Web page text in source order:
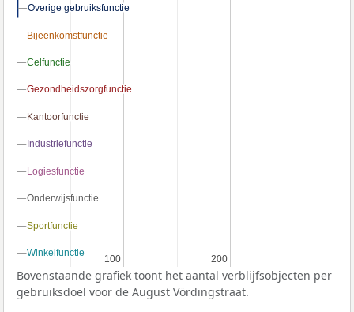
100
100 200
200
Overige gebruiksfunctie
Overige gebruiksfunctie
Bijeenkomstfunctie
Bijeenkomstfunctie
Celfunctie
Celfunctie
Gezondheidszorgfunctie
Gezondheidszorgfunctie
Kantoorfunctie
Kantoorfunctie
Industriefunctie
Industriefunctie
Logiesfunctie
Logiesfunctie
Onderwijsfunctie
Onderwijsfunctie
Sportfunctie
Sportfunctie
Winkelfunctie
Winkelfunctie
Bovenstaande grafiek toont het aantal verblijfsobjecten per
gebruiksdoel voor de August Vördingstraat.